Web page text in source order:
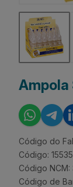
Ampola
Código do
Código:
Código
Código de